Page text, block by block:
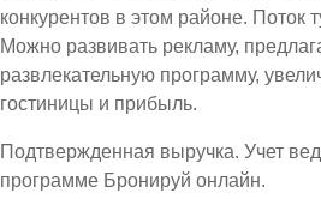
конкурентов в этом районе. Поток
Можно развивать рекламу,
развлекательную программу,
гостиницы и прибыль.
Подтвержденная выручка. Учет
программе Бронируй онлайн.